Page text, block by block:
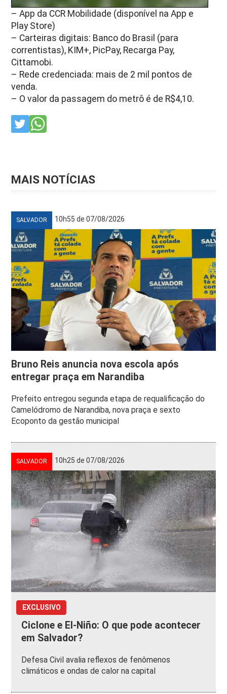
– App da CCR Mobilidade (disponível na App e
Play Store)
– Carteiras digitais: Banco do Brasil (para
correntistas), KIM+, PicPay, Recarga Pay,
Cittamobi.
– Rede credenciada: mais de 2 mil pontos de
venda.
– O valor da passagem do metrô é de R$4,10.
MAIS NOTÍCIAS
SALVADOR 10h55 de 07/08/2026
Bruno Reis anuncia nova escola após
entregar praça em Narandiba
Prefeito entregou segunda etapa de requalificação do
Camelódromo de Narandiba, nova praça e sexto
Ecoponto da gestão municipal
SALVADOR 10h25 de 07/08/2026
EXCLUSIVO
Ciclone e El-Niño: O que pode acontecer
em Salvador?
Defesa Civil avalia reflexos de fenômenos
climáticos e ondas de calor na capital